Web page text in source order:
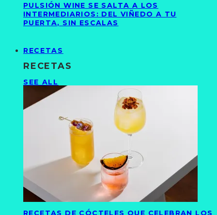
PULSIÓN WINE SE SALTA A LOS
INTERMEDIARIOS: DEL VIÑEDO A TU
PUERTA, SIN ESCALAS
RECETAS
RECETAS
SEE ALL
RECETAS DE CÓCTELES QUE CELEBRAN LOS